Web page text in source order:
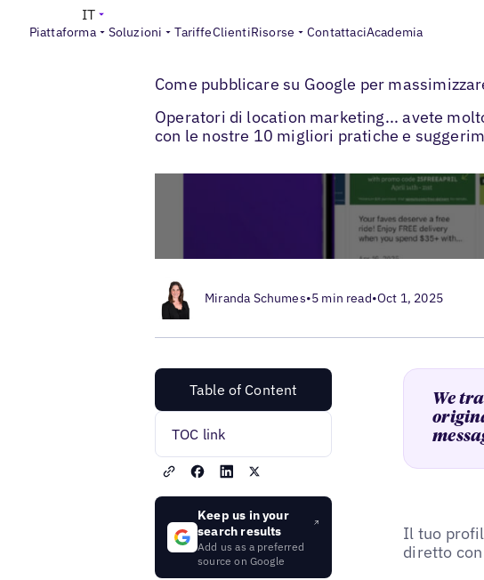
Piattaforma Soluzioni TariffeClientiRisorse ContattaciAcademia
IT
Blogs> Ottimizzazione delle schede locali> Come
Come pubblicare su Google per
Operatori di location marketing... avete
con le nostre 10 migliori pratiche e
Miranda Schumes•5 min read•Oct 1, 2025
Table of Content
TOC link
Keep us in your
search results
Add us as a preferred
source on Google
We
Il tuo
diretto